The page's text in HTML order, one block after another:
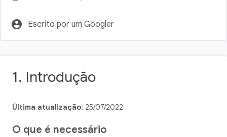
account_circle Escrito por um Googler
1. Introdução
Última atualização: 25/07/2022
O que é necessário